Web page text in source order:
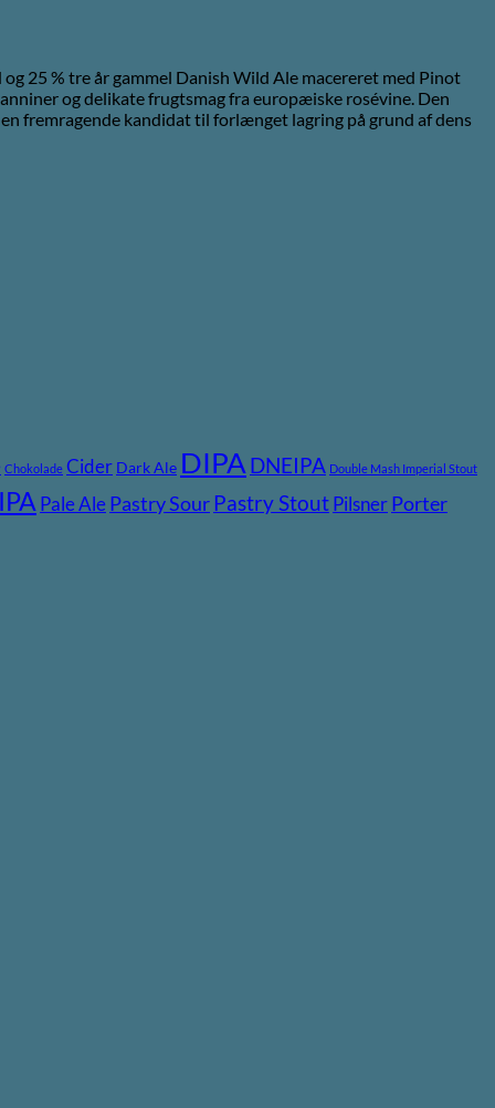
25 % tre år gammel Danish Wild Ale macereret med Pinot
og delikate frugtsmag fra europæiske rosévine. Den
fremragende kandidat til forlænget lagring på grund af dens
Chokolade Cider Dark Ale DIPA DNEIPA Double Mash Imperial Stout
Pale Ale Pastry Sour Pastry Stout Pilsner Porter